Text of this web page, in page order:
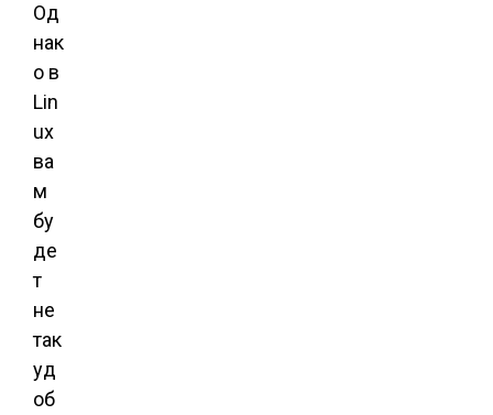
Од
нак
о в
Lin
ux
ва
м
бу
де
т
не
так
уд
об